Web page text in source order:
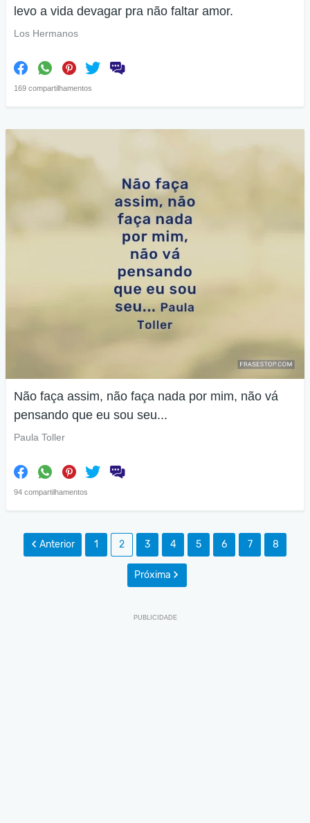
levo a vida devagar pra não faltar amor.
Los Hermanos
169 compartilhamentos
Não faça assim, não faça nada por mim, não vá
pensando que eu sou seu...
Paula Toller
94 compartilhamentos
Anterior 1 2 3 4 5 6 7 8
Próxima